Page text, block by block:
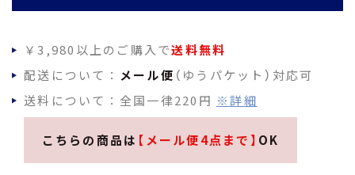
￥3,980以上のご購入で送料無料
配送について： メール便 （ゆうパケット）対応可
送料について：全国一律220円 ※詳細
こちらの商品は 【メール便4点まで】 OK